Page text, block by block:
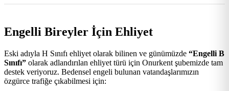
Engelli Bireyler İçin Ehliyet
Eski adıyla H Sınıfı ehliyet olarak bilinen ve günümüzde “Engelli B
Sınıfı” olarak adlandırılan ehliyet türü için Onurkent şubemizde tam
destek veriyoruz. Bedensel engeli bulunan vatandaşlarımızın
özgürce trafiğe çıkabilmesi için: